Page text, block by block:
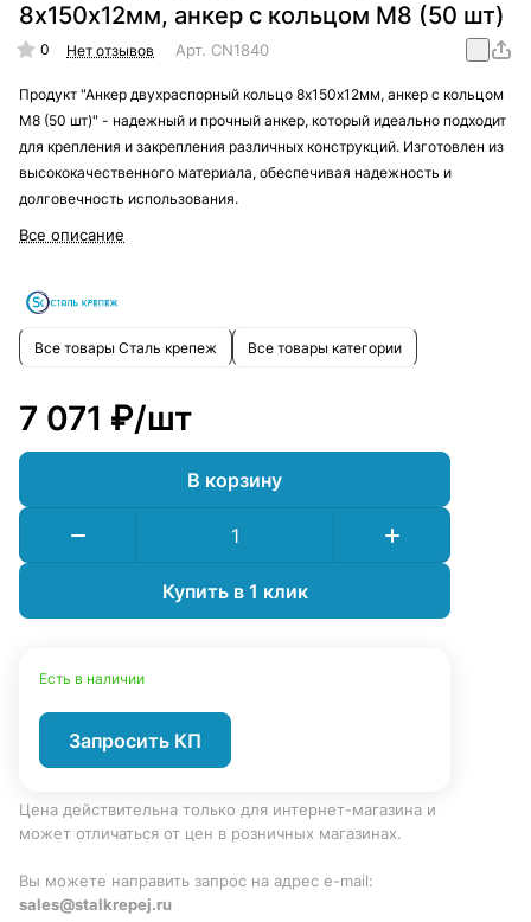
8х150х12мм, анкер с кольцом М8 (50 шт)
0 Нет отзывов Арт. CN1840
Продукт "Анкер двухраспорный кольцо 8х150х12мм, анкер с кольцом
М8 (50 шт)" - надежный и прочный анкер, который идеально подходит
для крепления и закрепления различных конструкций. Изготовлен из
высококачественного материала, обеспечивая надежность и
долговечность использования.
Все описание
Все товары Сталь крепеж Все товары категории
7 071 ₽/шт
В корзину
Купить в 1 клик
Есть в наличии
Запросить КП
Цена действительна только для интернет-магазина и
может отличаться от цен в розничных магазинах.
Вы можете направить запрос на адрес e-mail:
sales@stalkrepej.ru